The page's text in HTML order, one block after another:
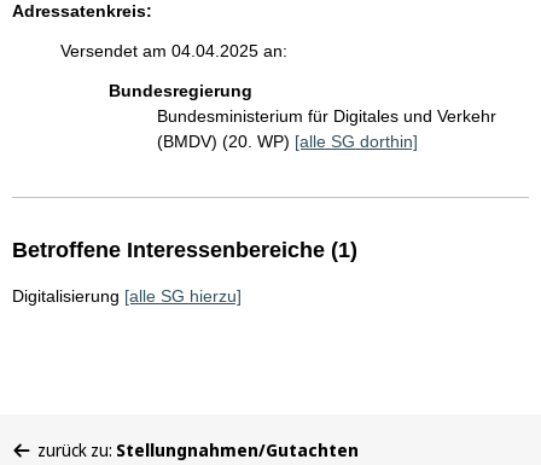
Adressatenkreis:
Versendet am 04.04.2025 an:
Bundesregierung
Bundesministerium für Digitales und Verkehr
(BMDV) (20. WP) [alle SG dorthin]
Betroffene Interessenbereiche (1)
Digitalisierung [alle SG hierzu]
zurück zu: Stellungnahmen/Gutachten